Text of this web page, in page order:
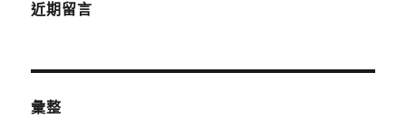
近期留言
彙整